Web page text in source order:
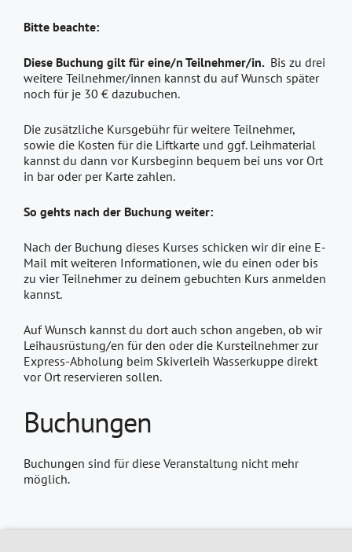
Bitte beachte:
Diese Buchung gilt für eine/n Teilnehmer/in. Bis zu drei
weitere Teilnehmer/innen kannst du auf Wunsch später
noch für je 30 € dazubuchen.
Die zusätzliche Kursgebühr für weitere Teilnehmer,
sowie die Kosten für die Liftkarte und ggf. Leihmaterial
kannst du dann vor Kursbeginn bequem bei uns vor Ort
in bar oder per Karte zahlen.
So gehts nach der Buchung weiter:
Nach der Buchung dieses Kurses schicken wir dir eine E-
Mail mit weiteren Informationen, wie du einen oder bis
zu vier Teilnehmer zu deinem gebuchten Kurs anmelden
kannst.
Auf Wunsch kannst du dort auch schon angeben, ob wir
Leihausrüstung/en für den oder die Kursteilnehmer zur
Express-Abholung beim Skiverleih Wasserkuppe direkt
vor Ort reservieren sollen.
Buchungen
Buchungen sind für diese Veranstaltung nicht mehr
möglich.